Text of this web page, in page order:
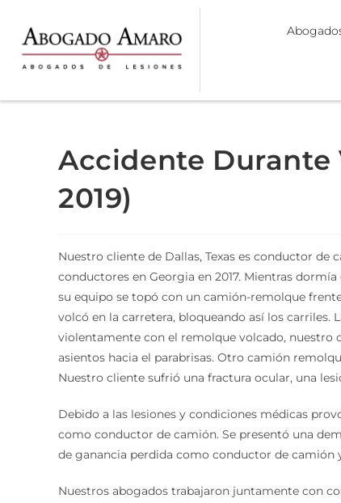
Accidente Durante
2019)
Nuestro cliente de Dallas, Texas es conductor de
conductores en Georgia en 2017. Mientras
su equipo se topó con un camión-remolque
volcó en la carretera, bloqueando así los carriles.
violentamente con el remolque volcado, nuestro
asientos hacia el parabrisas. Otro camión
Nuestro cliente sufrió una fractura ocular, una
Debido a las lesiones y condiciones médicas
como conductor de camión. Se presentó una
de ganancia perdida como conductor de camión
Nuestros abogados trabajaron juntamente con